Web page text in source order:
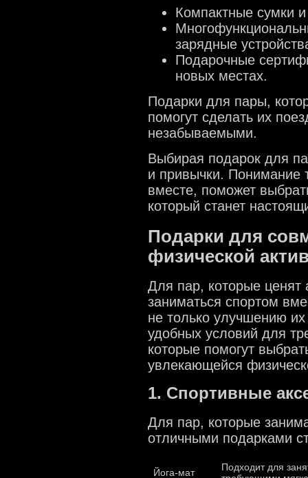
Компактные сумки
зарядные
Подарочные
новых местах.
Подарки для пары,
помогут сделать их
незабываемыми.
Выбирая подарок для
и привычки. Понимание
вместе, поможет
который станет
Подарки для
физической
Для пар, которые ценят
заниматься спортом
не только улучшению
удобных условий для
которые помогут
увлекающейся
1. Спортивные
Для пар, которые
отличными подарками
Йога-мат
Подходит для